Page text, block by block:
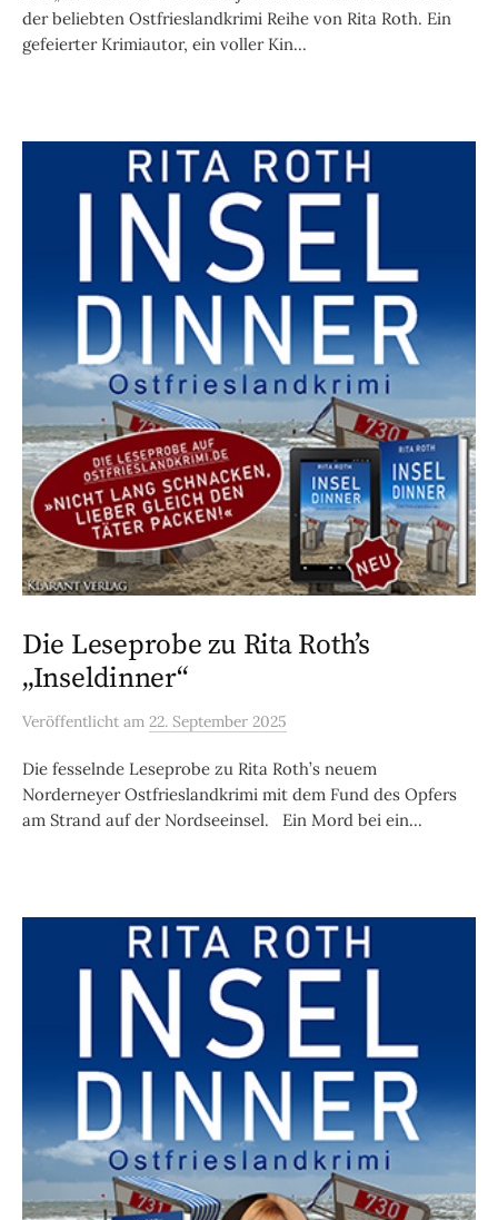
der beliebten Ostfrieslandkrimi Reihe von Rita Roth. Ein
gefeierter Krimiautor, ein voller Kin...
Die Leseprobe zu Rita Roth’s
„Inseldinner“
Veröffentlicht am 22. September 2025
Die fesselnde Leseprobe zu Rita Roth’s neuem
Norderneyer Ostfrieslandkrimi mit dem Fund des Opfers
am Strand auf der Nordseeinsel. Ein Mord bei ein...